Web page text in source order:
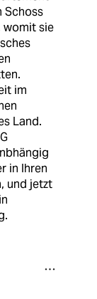
Schoss
womit sie
im
Land.
in Ihren
und jetzt